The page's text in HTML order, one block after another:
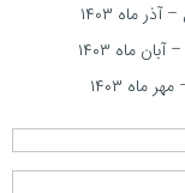
ماه ۱۴۰۳
ماه ۱۴۰۳
ماه ۱۴۰۳